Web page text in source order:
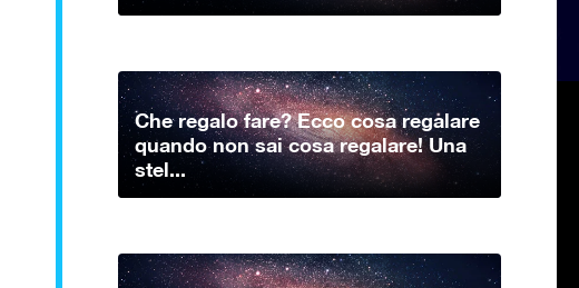
Che regalo fare? Ecco cosa regalare
quando non sai cosa regalare! Una
stel...